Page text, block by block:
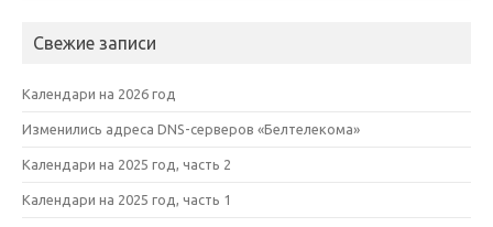
Свежие записи
Календари на 2026 год
Изменились адреса DNS-серверов «Белтелекома»
Календари на 2025 год, часть 2
Календари на 2025 год, часть 1